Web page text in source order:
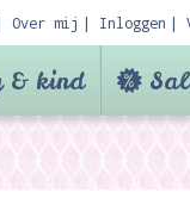
Over mij Inloggen
& kind